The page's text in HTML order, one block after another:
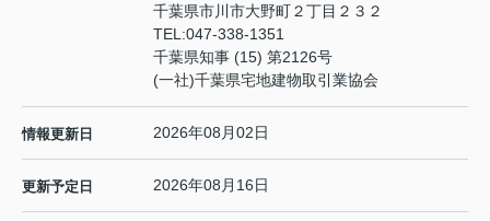
千葉県市川市大野町２丁目２３２
TEL:047-338-1351
千葉県知事 (15) 第2126号
(一社)千葉県宅地建物取引業協会
情報更新日 2026年08月02日
更新予定日 2026年08月16日